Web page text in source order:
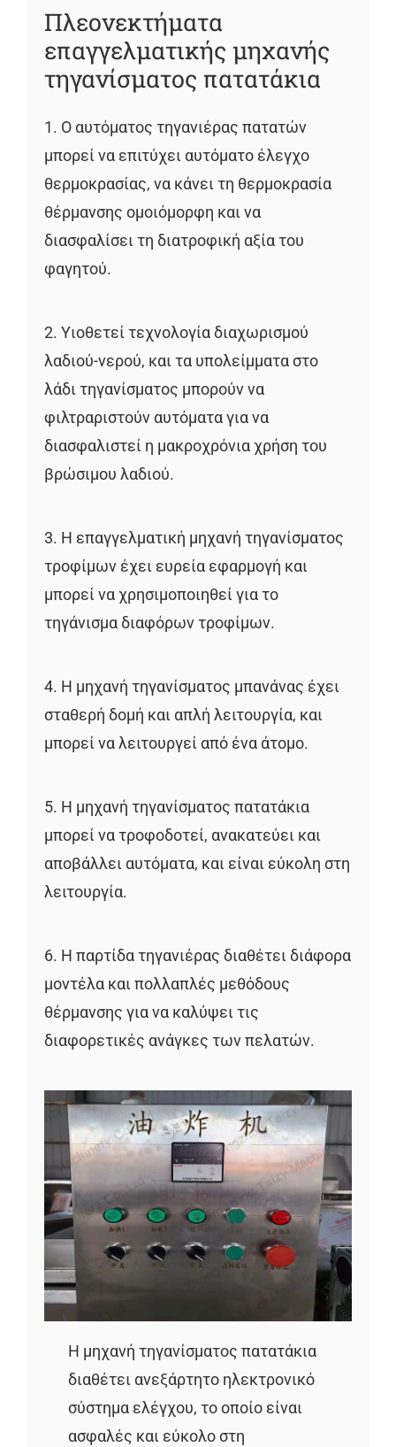
Πλεονεκτήματα
επαγγελματικής μηχανής
τηγανίσματος πατατάκια
1. Ο αυτόματος τηγανιέρας πατατών
μπορεί να επιτύχει αυτόματο έλεγχο
θερμοκρασίας, να κάνει τη θερμοκρασία
θέρμανσης ομοιόμορφη και να
διασφαλίσει τη διατροφική αξία του
φαγητού.
2. Υιοθετεί τεχνολογία διαχωρισμού
λαδιού-νερού, και τα υπολείμματα στο
λάδι τηγανίσματος μπορούν να
φιλτραριστούν αυτόματα για να
διασφαλιστεί η μακροχρόνια χρήση του
βρώσιμου λαδιού.
3. Η επαγγελματική μηχανή τηγανίσματος
τροφίμων έχει ευρεία εφαρμογή και
μπορεί να χρησιμοποιηθεί για το
τηγάνισμα διαφόρων τροφίμων.
4. Η μηχανή τηγανίσματος μπανάνας έχει
σταθερή δομή και απλή λειτουργία, και
μπορεί να λειτουργεί από ένα άτομο.
5. Η μηχανή τηγανίσματος πατατάκια
μπορεί να τροφοδοτεί, ανακατεύει και
αποβάλλει αυτόματα, και είναι εύκολη στη
λειτουργία.
6. Η παρτίδα τηγανιέρας διαθέτει διάφορα
μοντέλα και πολλαπλές μεθόδους
θέρμανσης για να καλύψει τις
διαφορετικές ανάγκες των πελατών.
Η μηχανή τηγανίσματος πατατάκια
διαθέτει ανεξάρτητο ηλεκτρονικό
σύστημα ελέγχου, το οποίο είναι
ασφαλές και εύκολο στη